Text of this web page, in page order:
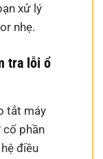
xử lý
nhẹ.
tra lỗi ổ
tắt máy
cố phần
điều